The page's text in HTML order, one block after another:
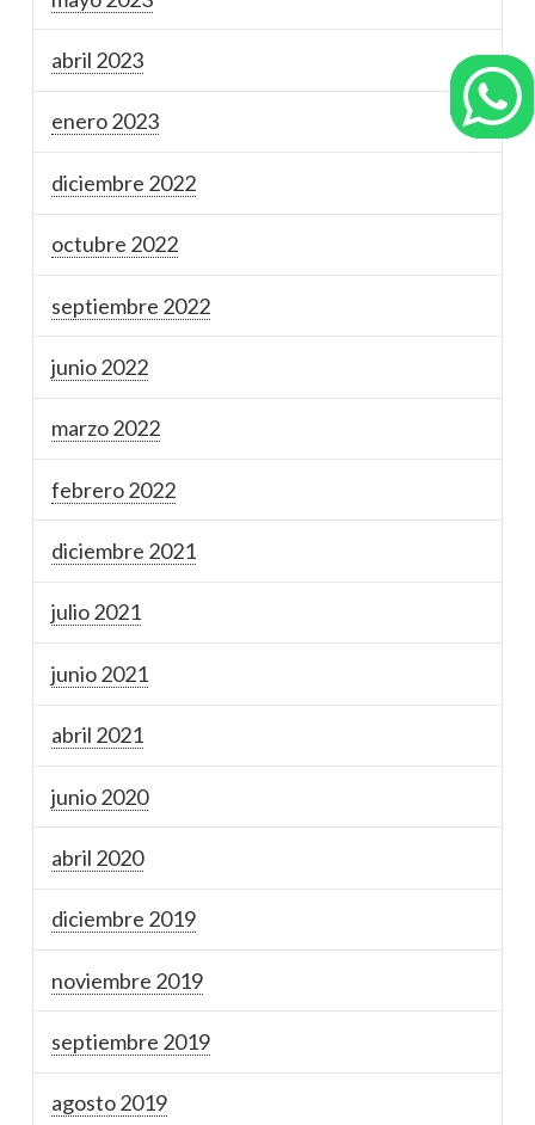
abril 2023
enero 2023
diciembre 2022
octubre 2022
septiembre 2022
junio 2022
marzo 2022
febrero 2022
diciembre 2021
julio 2021
junio 2021
abril 2021
junio 2020
abril 2020
diciembre 2019
noviembre 2019
septiembre 2019
agosto 2019